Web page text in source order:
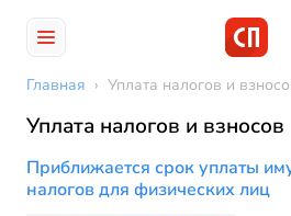
Главная › Уплата налогов и
Уплата налогов и взносов
Приближается срок уплаты
налогов для физических лиц